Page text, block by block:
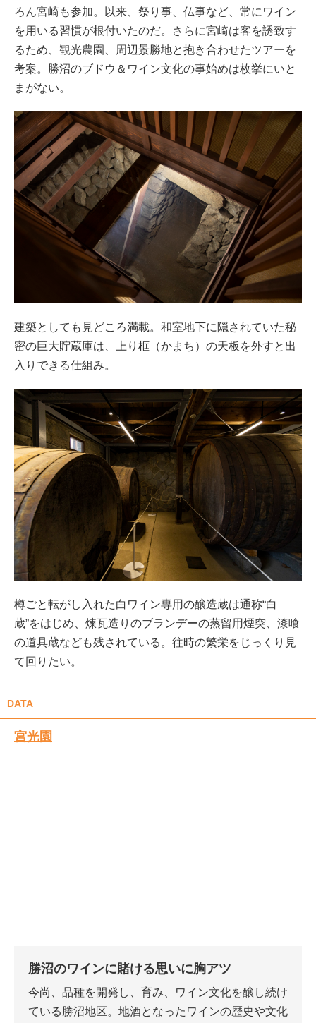
ろん宮崎も参加。以来、祭り事、仏事など、常にワイン
を用いる習慣が根付いたのだ。さらに宮崎は客を誘致す
るため、観光農園、周辺景勝地と抱き合わせたツアーを
考案。勝沼のブドウ＆ワイン文化の事始めは枚挙にいと
まがない。
建築としても見どころ満載。和室地下に隠されていた秘
密の巨大貯蔵庫は、上り框（かまち）の天板を外すと出
入りできる仕組み。
樽ごと転がし入れた白ワイン専用の醸造蔵は通称“白
蔵”をはじめ、煉瓦造りのブランデーの蒸留用煙突、漆喰
の道具蔵なども残されている。往時の繁栄をじっくり見
て回りたい。
DATA
宮光園
勝沼のワインに賭ける思いに胸アツ
今尚、品種を開発し、育み、ワイン文化を醸し続け
ている勝沼地区。地酒となったワインの歴史や文化